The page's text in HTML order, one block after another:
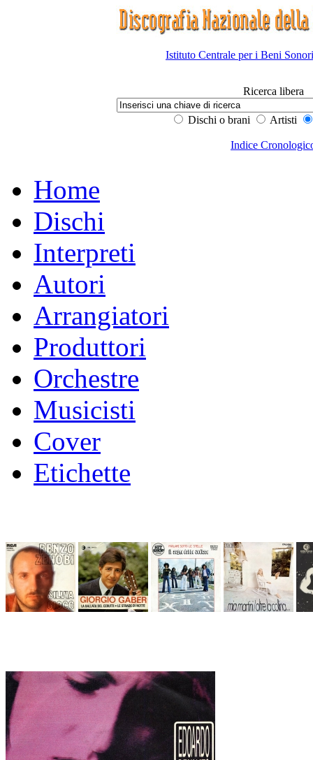
Istituto Centrale per i Beni
Ricerca libera
Dischi o brani Artisti
Indice
Home
Dischi
Interpreti
Autori
Arrangiatori
Produttori
Orchestre
Musicisti
Cover
Etichette